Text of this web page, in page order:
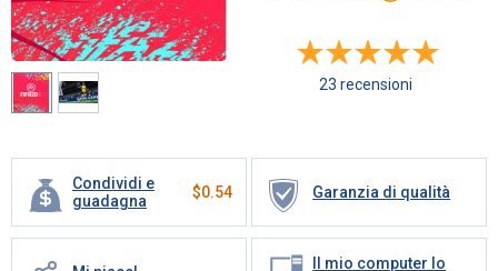
Condividi e
guadagna
$0.54 Garanzia di qualità
Il mio computer lo
23 recensioni